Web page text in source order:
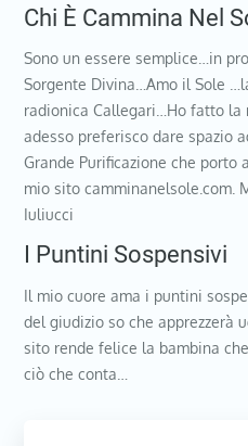
Chi È Cammina Nel
Sono un essere semplice…in
Sorgente Divina…Amo il Sole
radionica Callegari…Ho fatto la
adesso preferisco dare spazio
Grande Purificazione che porto
mio sito camminanelsole.com.
Iuliucci
I Puntini Sospensivi
Il mio cuore ama i puntini
del giudizio so che
sito rende felice la bambina
ciò che conta…